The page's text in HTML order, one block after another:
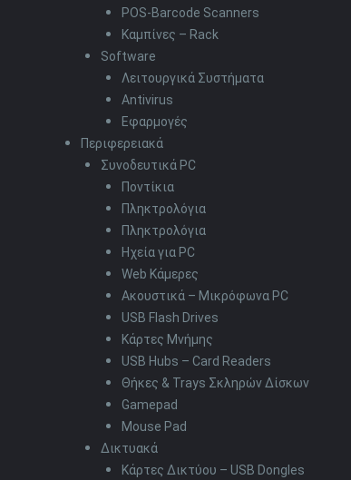
POS-Barcode Scanners
Καμπίνες – Rack
Software
Λειτουργικά Συστήματα
Antivirus
Εφαρμογές
Περιφερειακά
Συνοδευτικά PC
Ποντίκια
Πληκτρολόγια
Πληκτρολόγια
Ηχεία για PC
Web Κάμερες
Ακουστικά – Μικρόφωνα PC
USB Flash Drives
Κάρτες Μνήμης
USB Hubs – Card Readers
Θήκες & Trays Σκληρών Δίσκων
Gamepad
Mouse Pad
Δικτυακά
Κάρτες Δικτύου – USB Dongles